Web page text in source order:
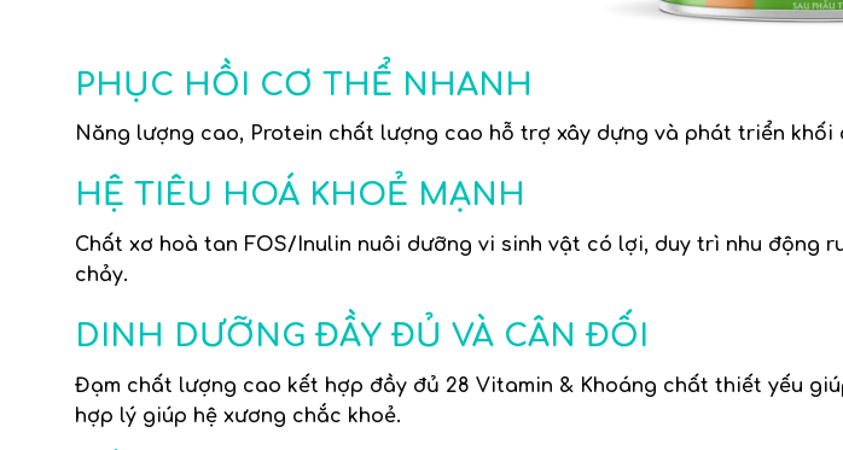
PHỤC HỒI CƠ THỂ NHANH
Năng lượng cao, Protein chất lượng cao hỗ trợ xây dựng và phát triển khối
HỆ TIÊU HOÁ KHOẺ MẠNH
Chất xơ hoà tan FOS/Inulin nuôi dưỡng vi sinh vật có lợi, duy trì nhu động
chảy.
DINH DƯỠNG ĐẦY ĐỦ VÀ CÂN ĐỐI
Đạm chất lượng cao kết hợp đầy đủ 28 Vitamin & Khoáng chất thiết yếu
hợp lý giúp hệ xương chắc khoẻ.